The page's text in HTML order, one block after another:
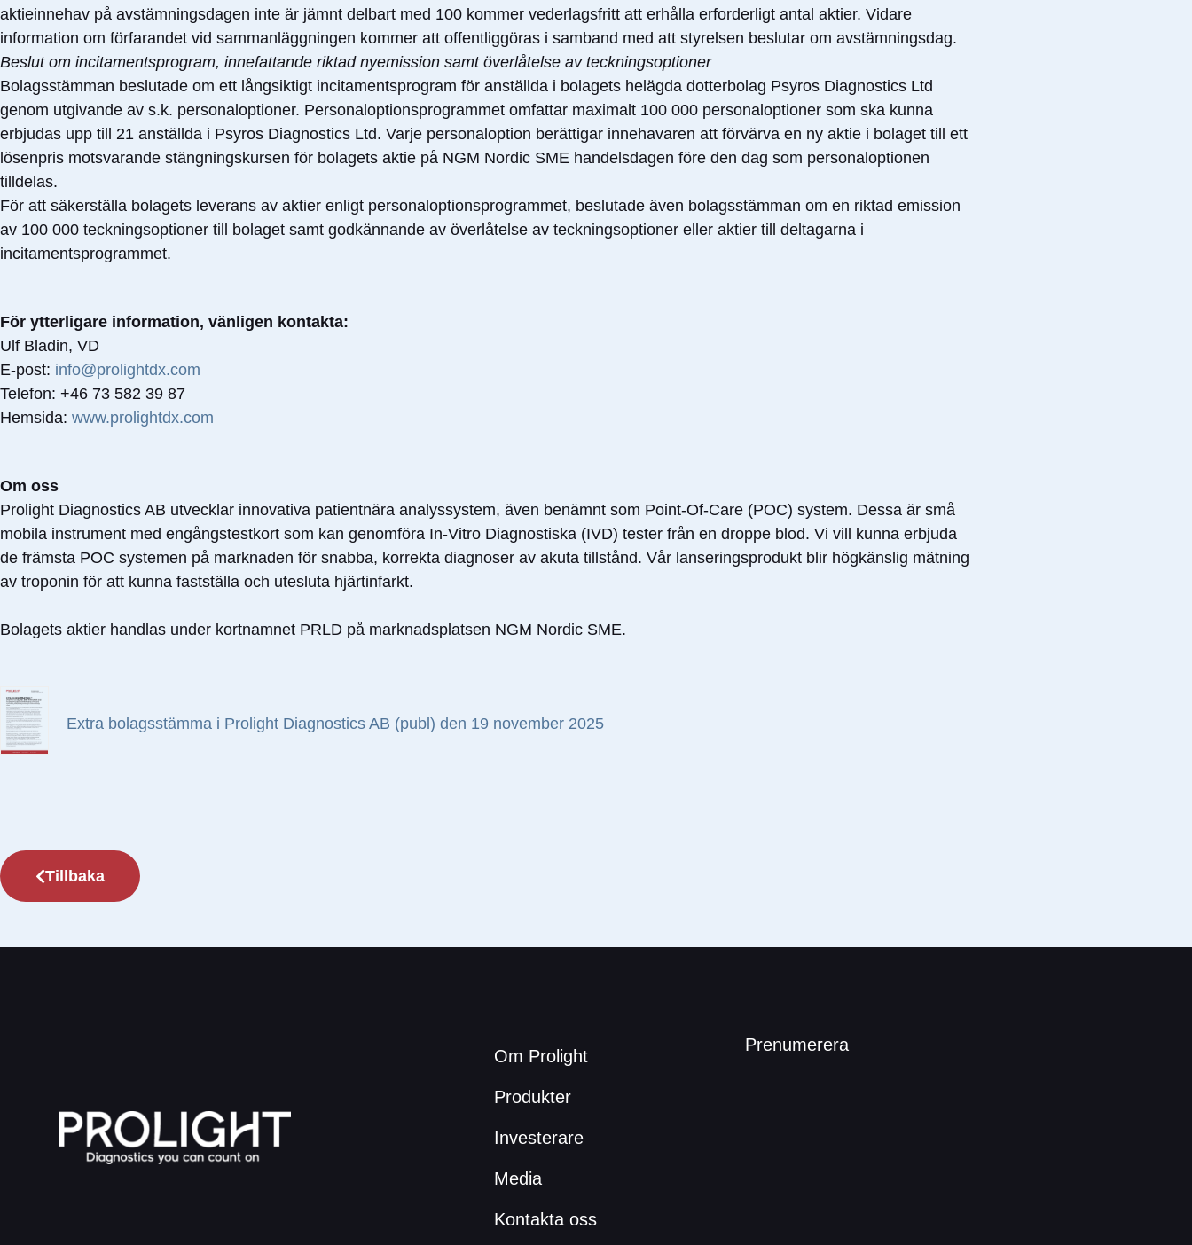
aktieinnehav på avstämningsdagen inte är jämnt delbart med 100 kommer vederlagsfritt att erhålla erforderligt antal aktier. Vidare
information om förfarandet vid sammanläggningen kommer att offentliggöras i samband med att styrelsen beslutar om avstämningsdag.
Beslut om incitamentsprogram, innefattande riktad nyemission samt överlåtelse av teckningsoptioner
Bolagsstämman beslutade om ett långsiktigt incitamentsprogram för anställda i bolagets helägda dotterbolag Psyros Diagnostics Ltd
genom utgivande av s.k. personaloptioner. Personaloptionsprogrammet omfattar maximalt 100 000 personaloptioner som ska kunna
erbjudas upp till 21 anställda i Psyros Diagnostics Ltd. Varje personaloption berättigar innehavaren att förvärva en ny aktie i bolaget till ett
lösenpris motsvarande stängningskursen för bolagets aktie på NGM Nordic SME handelsdagen före den dag som personaloptionen
tilldelas.
För att säkerställa bolagets leverans av aktier enligt personaloptionsprogrammet, beslutade även bolagsstämman om en riktad emission
av 100 000 teckningsoptioner till bolaget samt godkännande av överlåtelse av teckningsoptioner eller aktier till deltagarna i
incitamentsprogrammet.
För ytterligare information, vänligen kontakta:
Ulf Bladin, VD
E-post: info@prolightdx.com
Telefon: +46 73 582 39 87
Hemsida: www.prolightdx.com
Om oss
Prolight Diagnostics AB utvecklar innovativa patientnära analyssystem, även benämnt som Point-Of-Care (POC) system. Dessa är små
mobila instrument med engångstestkort som kan genomföra In-Vitro Diagnostiska (IVD) tester från en droppe blod. Vi vill kunna erbjuda
de främsta POC systemen på marknaden för snabba, korrekta diagnoser av akuta tillstånd. Vår lanseringsprodukt blir högkänslig mätning
av troponin för att kunna fastställa och utesluta hjärtinfarkt.
Bolagets aktier handlas under kortnamnet PRLD på marknadsplatsen NGM Nordic SME.
Extra bolagsstämma i Prolight Diagnostics AB (publ) den 19 november 2025
Tillbaka
Om Prolight
Produkter
Investerare
Media
Kontakta oss
Prenumerera